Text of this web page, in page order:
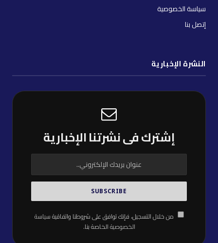
سياسة الخصوصية
إتصل بنا
النشرة الإخبارية
إشترك فى نشرتنا الإخبارية
من خلال التسجيل، فإنك توافق على شروطنا واتفاقيةسياسة
الخصوصيةالخاصة بنا.